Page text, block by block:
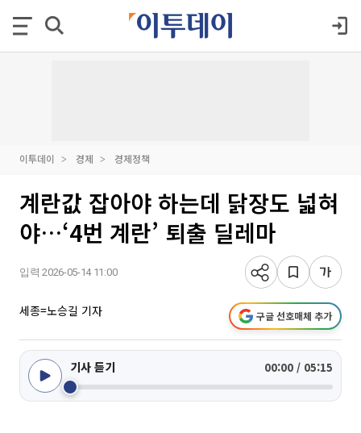
이투데이 경제 경제정책
계란값 잡아야 하는데 닭장도 넓혀
야…‘4번 계란’ 퇴출 딜레마
입력 2026-05-14 11:00
세종=노승길 기자 구글 선호매체 추가
기사 듣기 00:00 / 05:15